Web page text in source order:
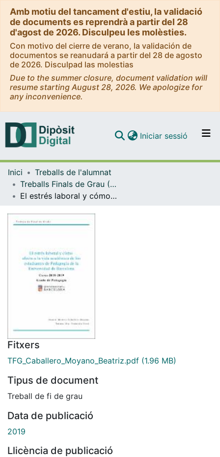
Amb motiu del tancament d'estiu, la validació
de documents es reprendrà a partir del 28
d'agost de 2026. Disculpeu les molèsties.
Con motivo del cierre de verano, la validación de
documentos se reanudará a partir del 28 de agosto
de 2026. Disculpad las molestias
Due to the summer closure, document validation will
resume starting August 28, 2026. We apologize for
any inconvenience.
Navega per tot el DD
Iniciar sessió (current)
Inici
Treballs de l'alumnat
Treballs Finals de Grau (TFG) - Pedagogia
El estrés laboral y cómo afecta a la vida académica de los estudiantes de Pedagogía de la Universidad de Barcelona
Fitxers
TFG_Caballero_Moyano_Beatriz.pdf (1.96 MB)
Tipus de document
Treball de fi de grau
Data de publicació
2019
Llicència de publicació